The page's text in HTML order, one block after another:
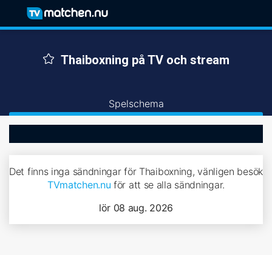
Thaiboxning på TV och stream
Spelschema
Det finns inga sändningar för Thaiboxning, vänligen besök
TVmatchen.nu för att se alla sändningar.
lör 08 aug. 2026